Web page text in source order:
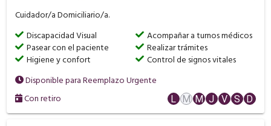
Cuidador/a Domiciliario/a.
Discapacidad Visual
Acompañar a turnos médicos
Pasear con el paciente
Realizar trámites
Higiene y confort
Control de signos vitales
Disponible para Reemplazo Urgente
Con retiro
L M M J V S D